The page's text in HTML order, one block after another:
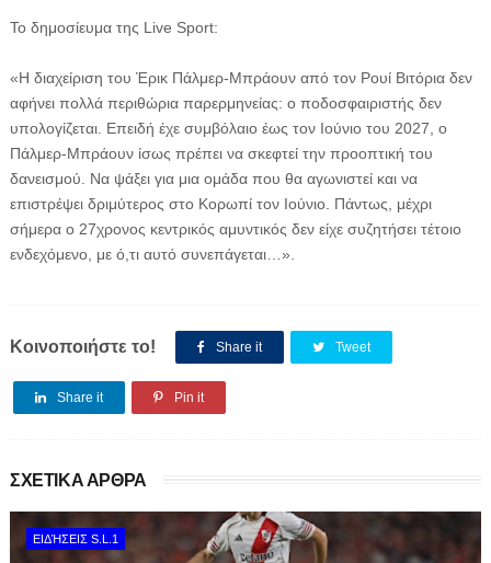
Το δημοσίευμα της Live Sport:
«Η διαχείριση του Έρικ Πάλμερ-Μπράουν από τον Ρουί Βιτόρια δεν
αφήνει πολλά περιθώρια παρερμηνείας: ο ποδοσφαιριστής δεν
υπολογίζεται. Επειδή έχε συμβόλαιο έως τον Ιούνιο του 2027, ο
Πάλμερ-Μπράουν ίσως πρέπει να σκεφτεί την προοπτική του
δανεισμού. Να ψάξει για μια ομάδα που θα αγωνιστεί και να
επιστρέψει δριμύτερος στο Κορωπί τον Ιούνιο. Πάντως, μέχρι
σήμερα ο 27χρονος κεντρικός αμυντικός δεν είχε συζητήσει τέτοιο
ενδεχόμενο, με ό,τι αυτό συνεπάγεται…».
Κοινοποιήστε το! Share it Tweet
Share it Pin it
ΣΧΕΤΙΚΑ ΑΡΘΡΑ
ΕΙΔΉΣΕΙΣ S.L.1